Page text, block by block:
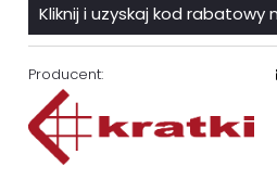
Kliknij i uzyskaj kod rabatowy
Producent: